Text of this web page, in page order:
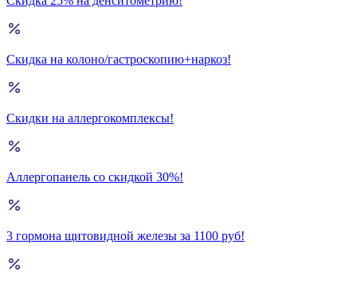
Скидка на колоно/гастроскопию+наркоз!
Скидки на аллергокомплексы!
Аллергопанель со скидкой 30%!
3 гормона щитовидной железы за 1100 руб!